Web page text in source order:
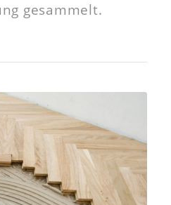
gesammelt.